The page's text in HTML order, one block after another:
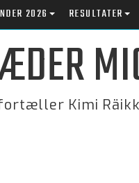
2026 RESULTATER
Kimi